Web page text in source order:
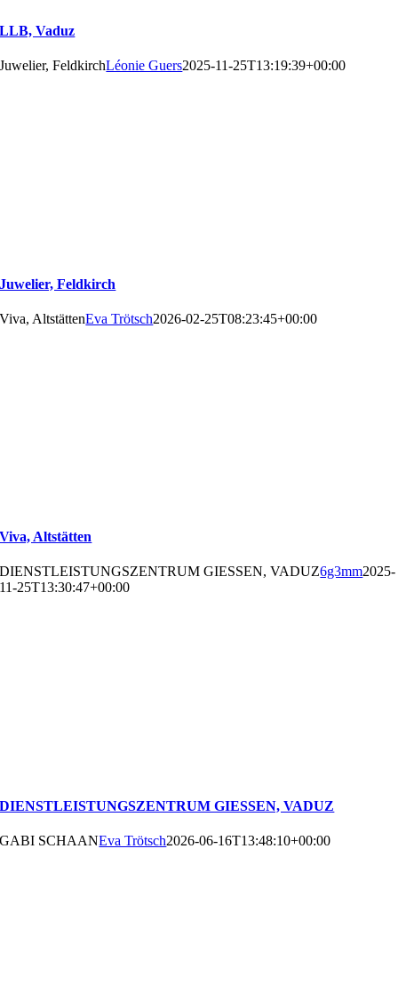
LLB, Vaduz
Juwelier, FeldkirchLéonie Guers2025-11-25T13:19:39+00:00
Juwelier, Feldkirch
Viva, AltstättenEva Trötsch2026-02-25T08:23:45+00:00
Viva, Altstätten
DIENSTLEISTUNGSZENTRUM GIESSEN, VADUZ6g3mm2025-
11-25T13:30:47+00:00
DIENSTLEISTUNGSZENTRUM GIESSEN, VADUZ
GABI SCHAANEva Trötsch2026-06-16T13:48:10+00:00